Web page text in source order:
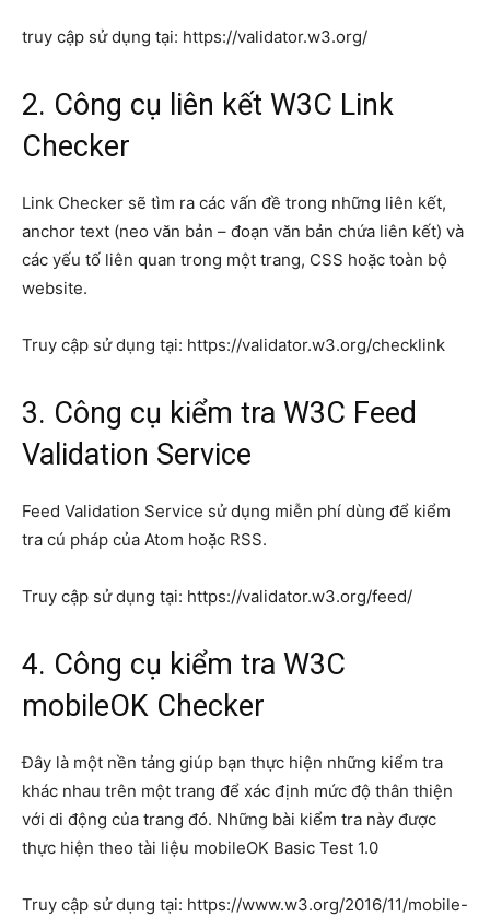
truy cập sử dụng tại: https://validator.w3.org/
2. Công cụ liên kết W3C Link
Checker
Link Checker sẽ tìm ra các vấn đề trong những liên kết,
anchor text (neo văn bản – đoạn văn bản chứa liên kết) và
các yếu tố liên quan trong một trang, CSS hoặc toàn bộ
website.
Truy cập sử dụng tại: https://validator.w3.org/checklink
3. Công cụ kiểm tra W3C Feed
Validation Service
Feed Validation Service sử dụng miễn phí dùng để kiểm
tra cú pháp của Atom hoặc RSS.
Truy cập sử dụng tại: https://validator.w3.org/feed/
4. Công cụ kiểm tra W3C
mobileOK Checker
Đây là một nền tảng giúp bạn thực hiện những kiểm tra
khác nhau trên một trang để xác định mức độ thân thiện
với di động của trang đó. Những bài kiểm tra này được
thực hiện theo tài liệu mobileOK Basic Test 1.0
Truy cập sử dụng tại: https://www.w3.org/2016/11/mobile-